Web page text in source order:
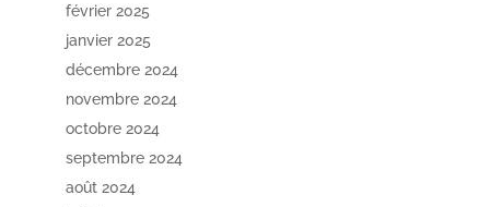
février 2025
janvier 2025
décembre 2024
novembre 2024
octobre 2024
septembre 2024
août 2024